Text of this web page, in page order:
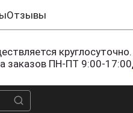
Отзывы
круглосуточно.
заказов ПН-ПТ 9:00-17:00